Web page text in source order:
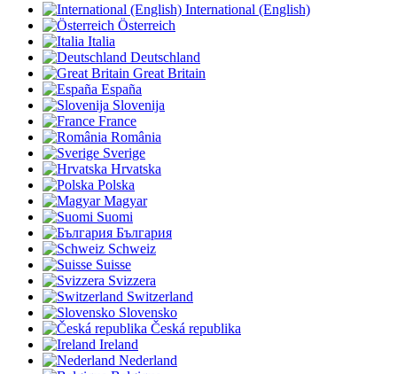
International (English)
Österreich
Italia
Deutschland
Great Britain
España
Slovenija
France
România
Sverige
Hrvatska
Polska
Magyar
Suomi
България
Schweiz
Suisse
Svizzera
Switzerland
Slovensko
Česká republika
Ireland
Nederland